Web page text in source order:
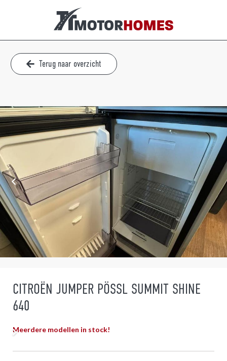
Terug naar overzicht
CITROËN JUMPER PÖSSL SUMMIT SHINE
640
Meerdere modellen in stock!